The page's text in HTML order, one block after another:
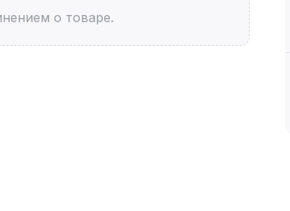
о товаре.